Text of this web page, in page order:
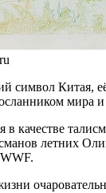
символ Китая,
мира
в качестве
летних